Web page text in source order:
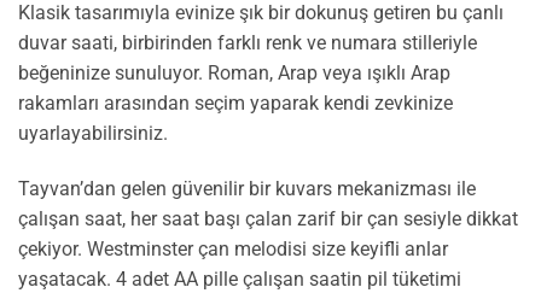
Klasik tasarımıyla evinize şık bir dokunuş getiren bu çanlı
duvar saati, birbirinden farklı renk ve numara stilleriyle
beğeninize sunuluyor. Roman, Arap veya ışıklı Arap
rakamları arasından seçim yaparak kendi zevkinize
uyarlayabilirsiniz.
Tayvan’dan gelen güvenilir bir kuvars mekanizması ile
çalışan saat, her saat başı çalan zarif bir çan sesiyle dikkat
çekiyor. Westminster çan melodisi size keyifli anlar
yaşatacak. 4 adet AA pille çalışan saatin pil tüketimi